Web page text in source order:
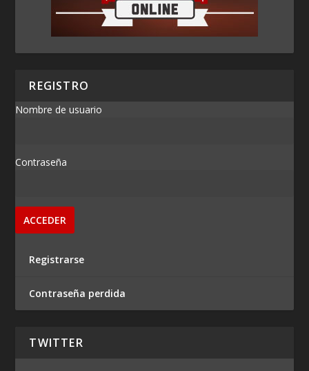
REGISTRO
Nombre de usuario
Contraseña
Registrarse
Contraseña perdida
TWITTER